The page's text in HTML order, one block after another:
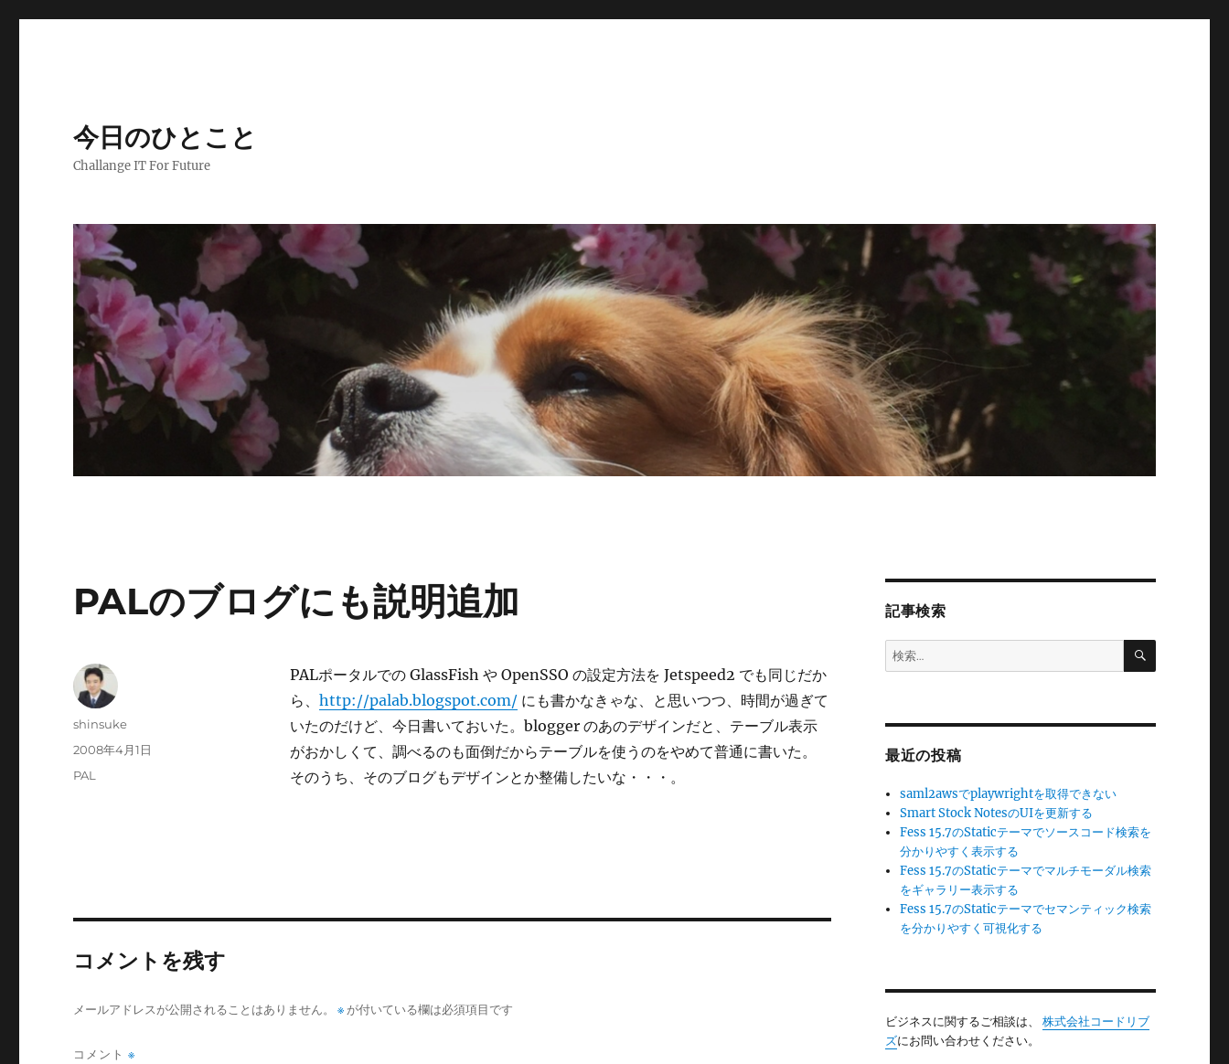
今日のひとこと
Challange IT For Future
PALのブログにも説明追加
PALポータルでの GlassFish や OpenSSO の設定方法を Jetspeed2 でも同じだか
ら、 http://palab.blogspot.com/にも書かなきゃな、と思いつつ、時間が過ぎて
いたのだけど、今日書いておいた。blogger のあのデザインだと、テーブル表示
がおかしくて、調べるのも面倒だからテーブルを使うのをやめて普通に書いた。
そのうち、そのブログもデザインとか整備したいな・・・。
投
shinsuke
投
2008年4月1日
カ
PAL
コメントを残す
メールアドレスが公開されることはありません。 ※ が付いている欄は必須項目です
コメント※
記事検索
検
索:
検
最近の投稿
saml2awsでplaywrightを取得できない
Smart Stock NotesのUIを更新する
Fess 15.7のStaticテーマでソースコード検索を
分かりやすく表示する
Fess 15.7のStaticテーマでマルチモーダル検索
をギャラリー表示する
Fess 15.7のStaticテーマでセマンティック検索
を分かりやすく可視化する
ビジネスに関するご相談は、 株式会社コードリブ
ズにお問い合わせください。